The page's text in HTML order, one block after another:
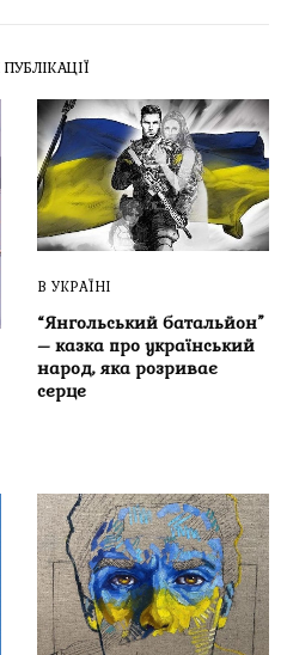
В УКРАЇНІ
“Янгольський батальйон”
– казка про український
народ, яка розриває
серце